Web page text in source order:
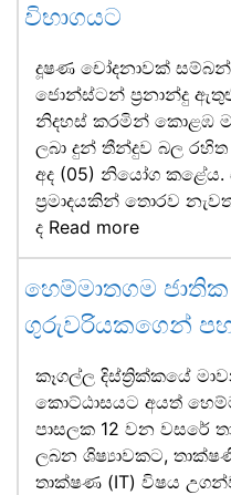
විභාගයට
දූෂණ චෝදනාවක්
ජොන්ස්ටන් ප්‍රනාන්දු
නිදහස් කරමින් කොළඹ
ලබා දුන් තීන්දුව බල
අද (05) නියෝග කළේය.
ප්‍රමාදයකින් තොරව
ද Read more
හෙම්මාතගම
ගුරුවරියකගෙන්
කෑගල්ල දිස්ත්‍රික්කයේ
කොට්ඨාසයට අයත්
පාසලක 12 වන වසරේ
ලබන ශිෂ්‍යාවකට,
තාක්ෂණ (IT) විෂය